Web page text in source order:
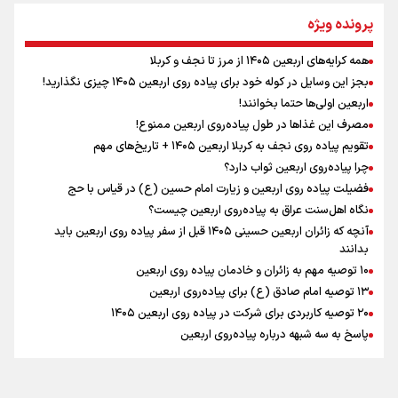
رابطه کارگر و کارفرما در اندیشه رهبر شهید: از تضاد به
زوجیت
اقتدار علمی و استقلال ملی؛ میراث رهبر شهید که با خون
ماندگار شد
اینفو برنا / توصیه‌هایی طلایی برای پیاده روی اربعین
اینفو برنا / جدول کامل فاصله مرز شلمچه تا شهرهای زیارتی
عراق
پرونده ویژه
همه کرایه‌های اربعین ۱۴۰۵ از مرز تا نجف و کربلا
بجز این وسایل در کوله خود برای پیاده روی اربعین ۱۴۰۵ چیزی نگذارید!
اربعین اولی‌ها حتما بخوانند!
مصرف این غذاها در طول پیاده‌روی اربعین ممنوع!
تقویم پیاده روی نجف به کربلا اربعین ۱۴۰۵ + تاریخ‌های مهم
چرا پیاده‌روی اربعین ثواب دارد؟
فضیلت پیاده روی اربعین و زیارت امام حسین (ع) در قیاس با حج
نگاه اهل‌سنت عراق به پیاده‌روی اربعین چیست؟
آنچه که زائران اربعین حسینی ۱۴۰۵ قبل از سفر پیاده روی اربعین باید
بدانند
۱۰ توصیه مهم به زائران و خادمان پیاده روی اربعین
۱۳ توصیه امام صادق (ع) برای پیاده‌روی اربعین
۲۰ توصیه کاربردی برای شرکت در پیاده روی اربعین ۱۴۰۵
پاسخ به سه‌ شبهه درباره پیاده‌روی اربعین